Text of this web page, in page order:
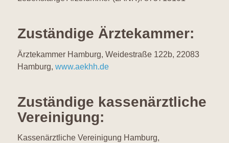
Zuständige Ärztekammer:
Ärztekammer Hamburg, Weidestraße 122b, 22083
Hamburg, www.aekhh.de
Zuständige kassenärztliche
Vereinigung:
Kassenärztliche Vereinigung Hamburg,